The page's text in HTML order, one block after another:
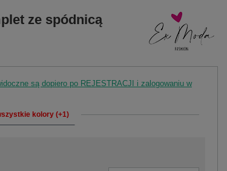
ze spódnicą
są dopiero po REJESTRACJI i zalogowaniu w
kolory (+1)